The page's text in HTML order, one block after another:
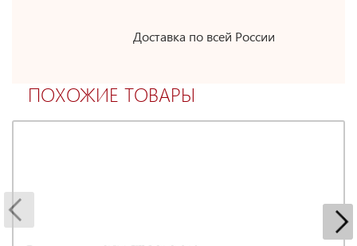
Доставка по всей России
ПОХОЖИЕ ТОВАРЫ